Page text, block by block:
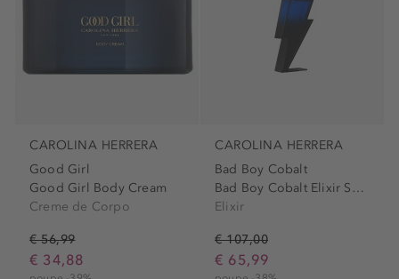
CAROLINA HERRERA
Good Girl
Good Girl Body Cream
Creme de Corpo
€ 56,99
€ 34,88
CAROLINA HERRERA
Bad Boy Cobalt
Bad Boy Cobalt Elixir Spray
Elixir
€ 107,00
€ 65,99